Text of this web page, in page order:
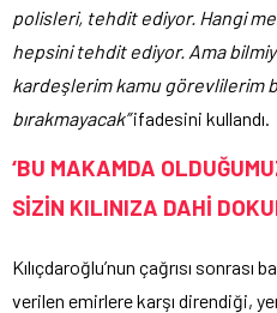
polisleri, tehdit ediyor. Hangi
hepsini tehdit ediyor. Ama
kardeşlerim kamu görevlilerim
bırakmayacak”ifadesini kullandı.
‘BU MAKAMDA
SİZİN KILINIZA DAHİ
Kılıçdaroğlu’nun çağrısı sonrası
verilen emirlere karşı direndiği,